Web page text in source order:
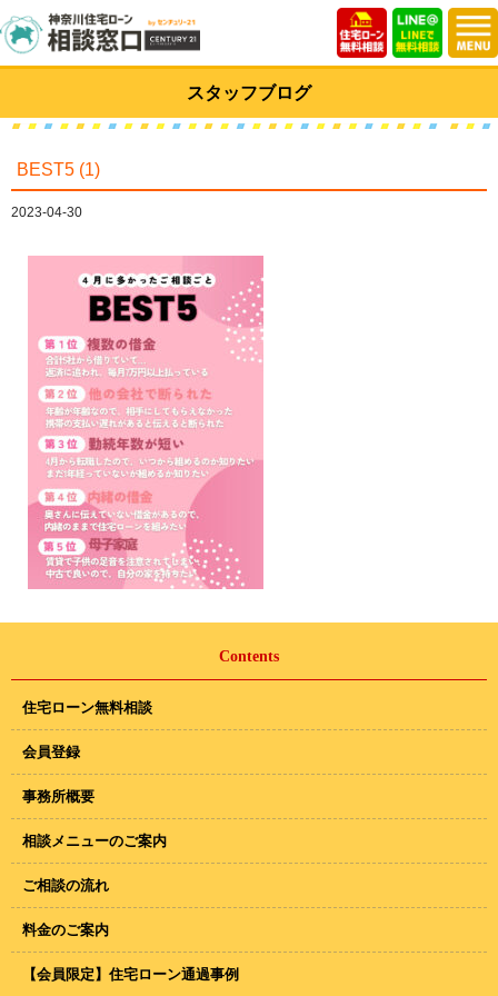
スタッフブログ
BEST5 (1)
2023-04-30
Contents
住宅ローン無料相談
会員登録
事務所概要
相談メニューのご案内
ご相談の流れ
料金のご案内
【会員限定】住宅ローン通過事例